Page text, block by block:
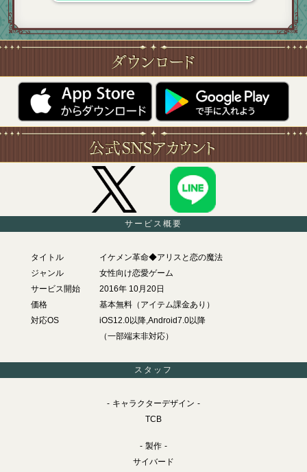
サービス概要
タイトル
イケメン革命◆アリスと恋の魔法
ジャンル
女性向け恋愛ゲーム
サービス開始
2016年 10月20日
価格
基本無料（アイテム課金あり）
対応OS
iOS12.0以降,Android7.0以降
（一部端末非対応）
スタッフ
キャラクターデザイン
TCB
製作
サイバード